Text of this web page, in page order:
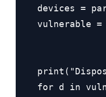
devices =
vulnerable =
for d in